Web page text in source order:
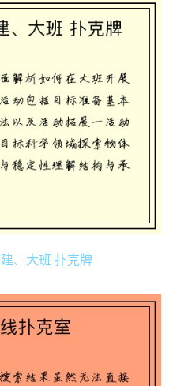
、大班 扑克牌